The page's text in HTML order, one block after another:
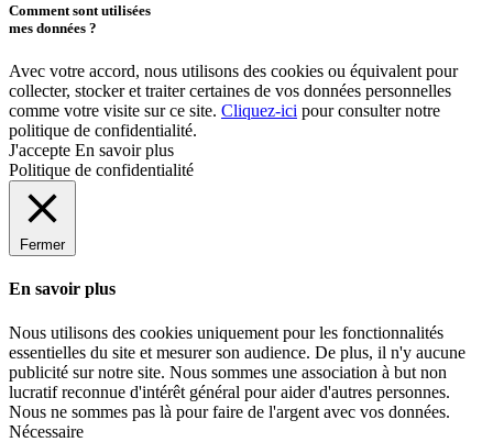
Comment sont utilisées
mes données ?
Avec votre accord, nous utilisons des cookies ou équivalent pour
collecter, stocker et traiter certaines de vos données personnelles
comme votre visite sur ce site. Cliquez-ici pour consulter notre
politique de confidentialité.
J'accepte En savoir plus
Politique de confidentialité
Fermer
En savoir plus
Nous utilisons des cookies uniquement pour les fonctionnalités
essentielles du site et mesurer son audience. De plus, il n'y aucune
publicité sur notre site. Nous sommes une association à but non
lucratif reconnue d'intérêt général pour aider d'autres personnes.
Nous ne sommes pas là pour faire de l'argent avec vos données.
Nécessaire